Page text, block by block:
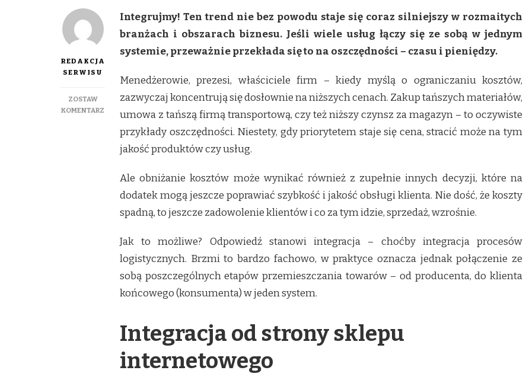
REDAKCJA
SERWISU
ZOSTAW
KOMENTARZ
BIZNESIE
KOSZTY
Integrujmy! Ten trend nie bez powodu staje się coraz silniejszy w rozmaitych
branżach i obszarach biznesu. Jeśli wiele usług łączy się ze sobą w jednym
systemie, przeważnie przekłada się to na oszczędności – czasu i pieniędzy.
Menedżerowie, prezesi, właściciele firm – kiedy myślą o ograniczaniu kosztów,
zazwyczaj koncentrują się dosłownie na niższych cenach. Zakup tańszych materiałów,
umowa z tańszą firmą transportową, czy też niższy czynsz za magazyn – to oczywiste
przykłady oszczędności. Niestety, gdy priorytetem staje się cena, stracić może na tym
jakość produktów czy usług.
Ale obniżanie kosztów może wynikać również z zupełnie innych decyzji, które na
dodatek mogą jeszcze poprawiać szybkość i jakość obsługi klienta. Nie dość, że koszty
spadną, to jeszcze zadowolenie klientów i co za tym idzie, sprzedaż, wzrośnie.
Jak to możliwe? Odpowiedź stanowi integracja – choćby integracja procesów
logistycznych. Brzmi to bardzo fachowo, w praktyce oznacza jednak połączenie ze
sobą poszczególnych etapów przemieszczania towarów – od producenta, do klienta
końcowego (konsumenta) w jeden system.
Integracja od strony sklepu
internetowego